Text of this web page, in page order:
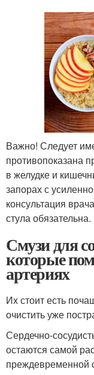
Важно! Следует
противопоказана
в желудке и
запорах с
консультация
стула обязательна.
Смузи для
которые
артериях
Их стоит есть
очистить уже
Сердечно-
остаются самой
преждевременной